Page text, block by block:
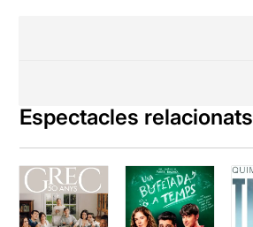
Espectacles relacionats